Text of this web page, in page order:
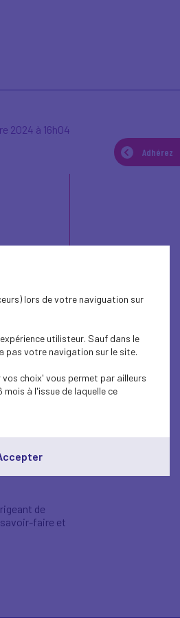
Adhérez
2024 à 16h04
de
faire et
lors de votre naviguation sur
utilisteur. Sauf dans le
pas votre navigation sur le site.
choix' vous permet par ailleurs
à l'issue de laquelle ce